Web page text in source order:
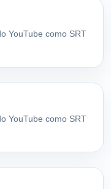
YouTube como SRT
YouTube como SRT